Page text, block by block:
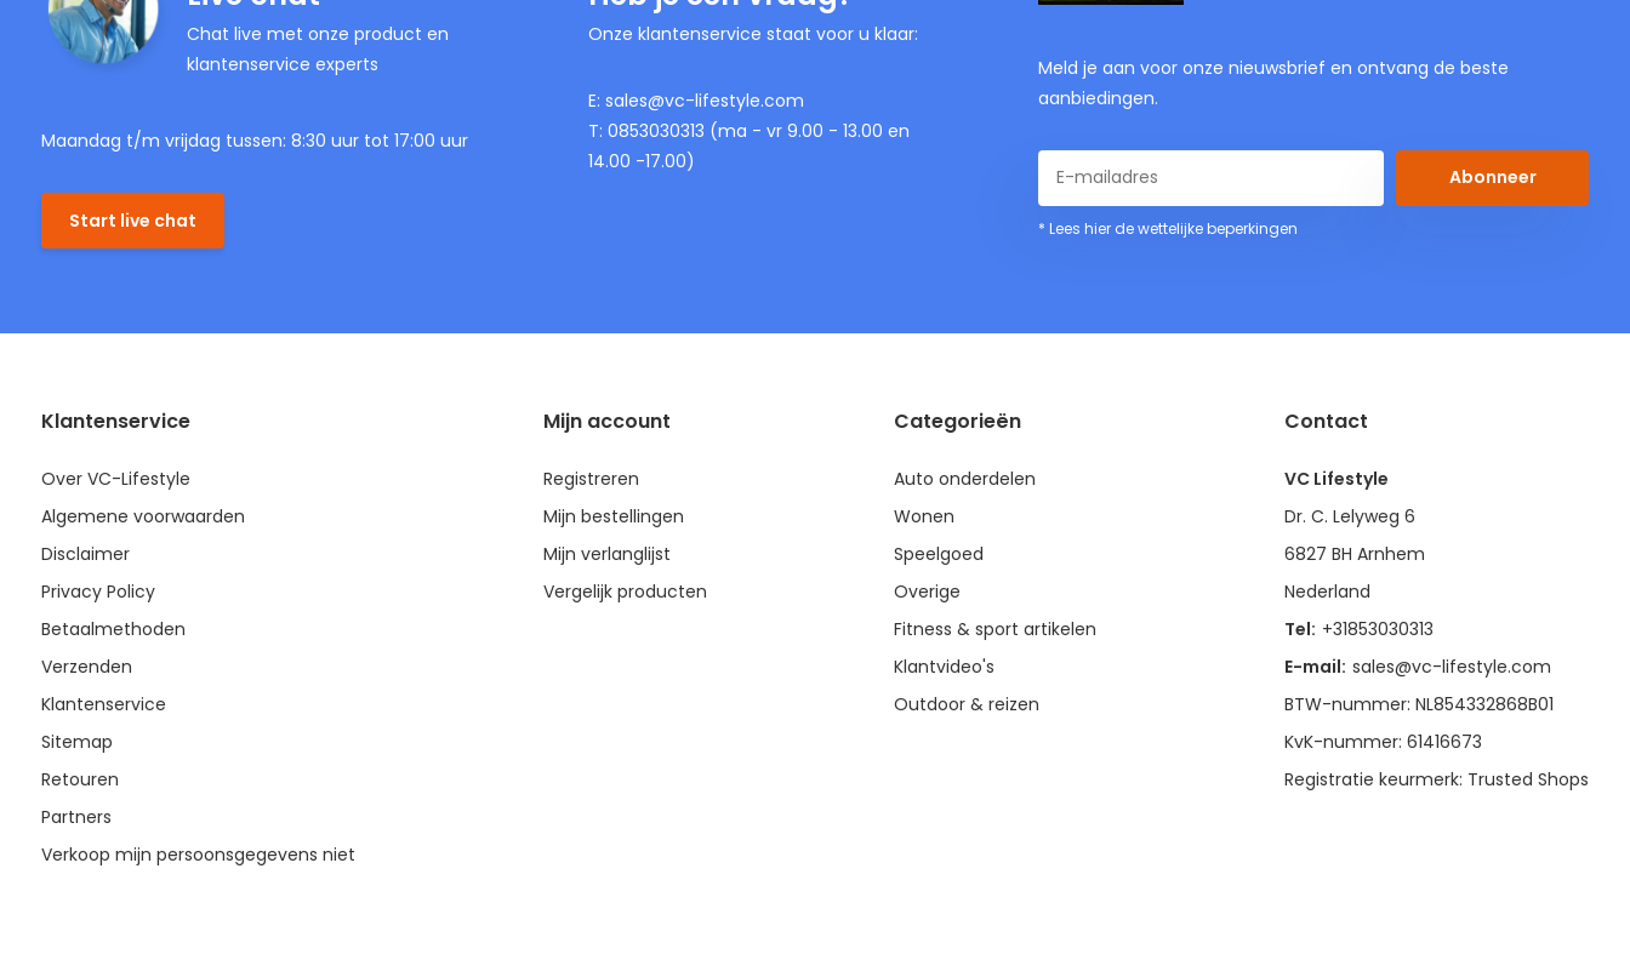
Chat live met onze product en
klantenservice experts
Maandag t/m vrijdag tussen: 8:30 uur tot 17:00 uur
Start live chat
Onze klantenservice staat voor u klaar:
E: sales@vc-lifestyle.com
T: 0853030313 (ma - vr 9.00 - 13.00 en
14.00 -17.00)
Meld je aan voor onze nieuwsbrief en ontvang de beste
aanbiedingen.
Abonneer
* Lees hier de wettelijke beperkingen
Klantenservice
Over VC-Lifestyle
Algemene voorwaarden
Disclaimer
Privacy Policy
Betaalmethoden
Verzenden
Klantenservice
Sitemap
Retouren
Partners
Verkoop mijn persoonsgegevens niet
Mijn account
Registreren
Mijn bestellingen
Mijn verlanglijst
Vergelijk producten
Categorieën
Auto onderdelen
Wonen
Speelgoed
Overige
Fitness & sport artikelen
Klantvideo's
Outdoor & reizen
Contact
VC Lifestyle
Dr. C. Lelyweg 6
6827 BH Arnhem
Nederland
Tel: +31853030313
E-mail: sales@vc-lifestyle.com
BTW-nummer: NL854332868B01
KvK-nummer: 61416673
Registratie keurmerk: Trusted Shops